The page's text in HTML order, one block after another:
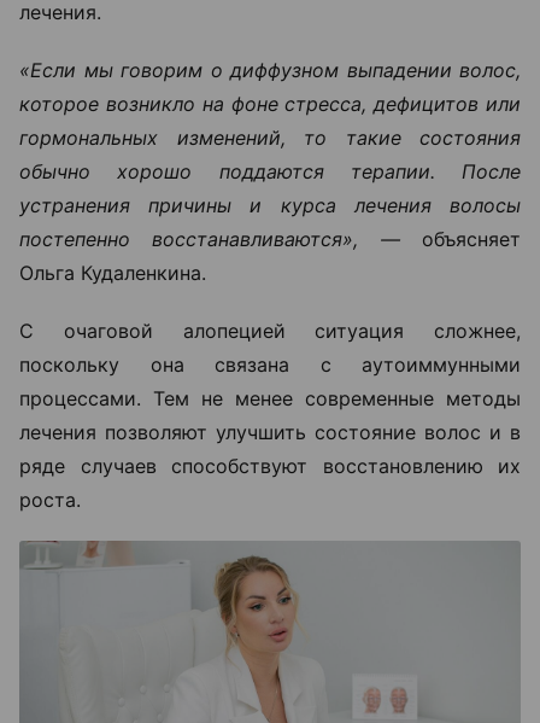
лечения.
«Если мы говорим о диффузном выпадении волос,
которое возникло на фоне стресса, дефицитов или
гормональных изменений, то такие состояния
обычно хорошо поддаются терапии. После
устранения причины и курса лечения волосы
постепенно восстанавливаются», —объясняет
Ольга Кудаленкина.
С очаговой алопецией ситуация сложнее,
поскольку она связана с аутоиммунными
процессами. Тем не менее современные методы
лечения позволяют улучшить состояние волос и в
ряде случаев способствуют восстановлению их
роста.